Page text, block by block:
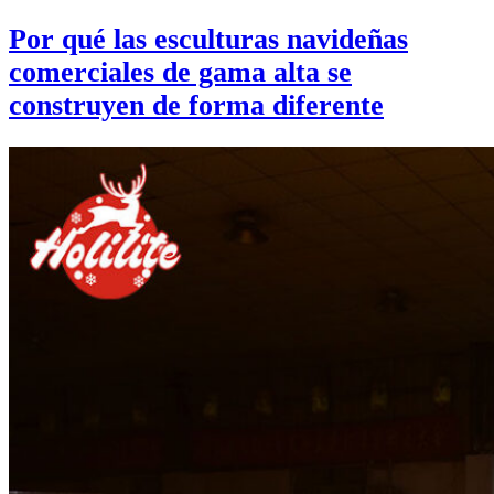
Por qué las esculturas navideñas
comerciales de gama alta se
construyen de forma diferente